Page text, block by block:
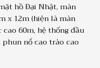
hồ Đại Nhật, màn
x 12m (hiện là màn
60m, hệ thống đầu
nổ cao trào cao